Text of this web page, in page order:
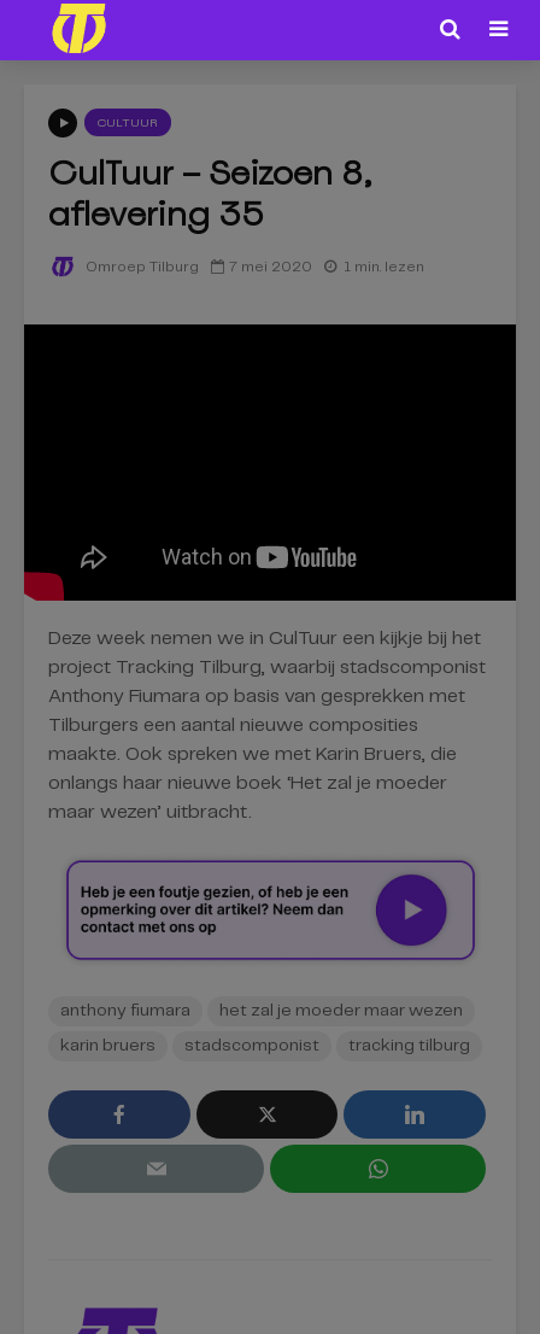
CULTUUR
CulTuur – Seizoen 8,
aflevering 35
Omroep Tilburg 7 mei 2020 1 min. lezen
Deze week nemen we in CulTuur een kijkje bij het
project Tracking Tilburg, waarbij stadscomponist
Anthony Fiumara op basis van gesprekken met
Tilburgers een aantal nieuwe composities
maakte. Ook spreken we met Karin Bruers, die
onlangs haar nieuwe boek ‘Het zal je moeder
maar wezen’ uitbracht.
anthony fiumara het zal je moeder maar wezen
karin bruers stadscomponist tracking tilburg